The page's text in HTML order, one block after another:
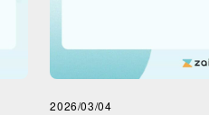
2026/03/04